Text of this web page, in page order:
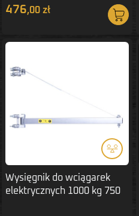
476,00 zł
Wysięgnik do wciągarek
elektrycznych 1000 kg 750